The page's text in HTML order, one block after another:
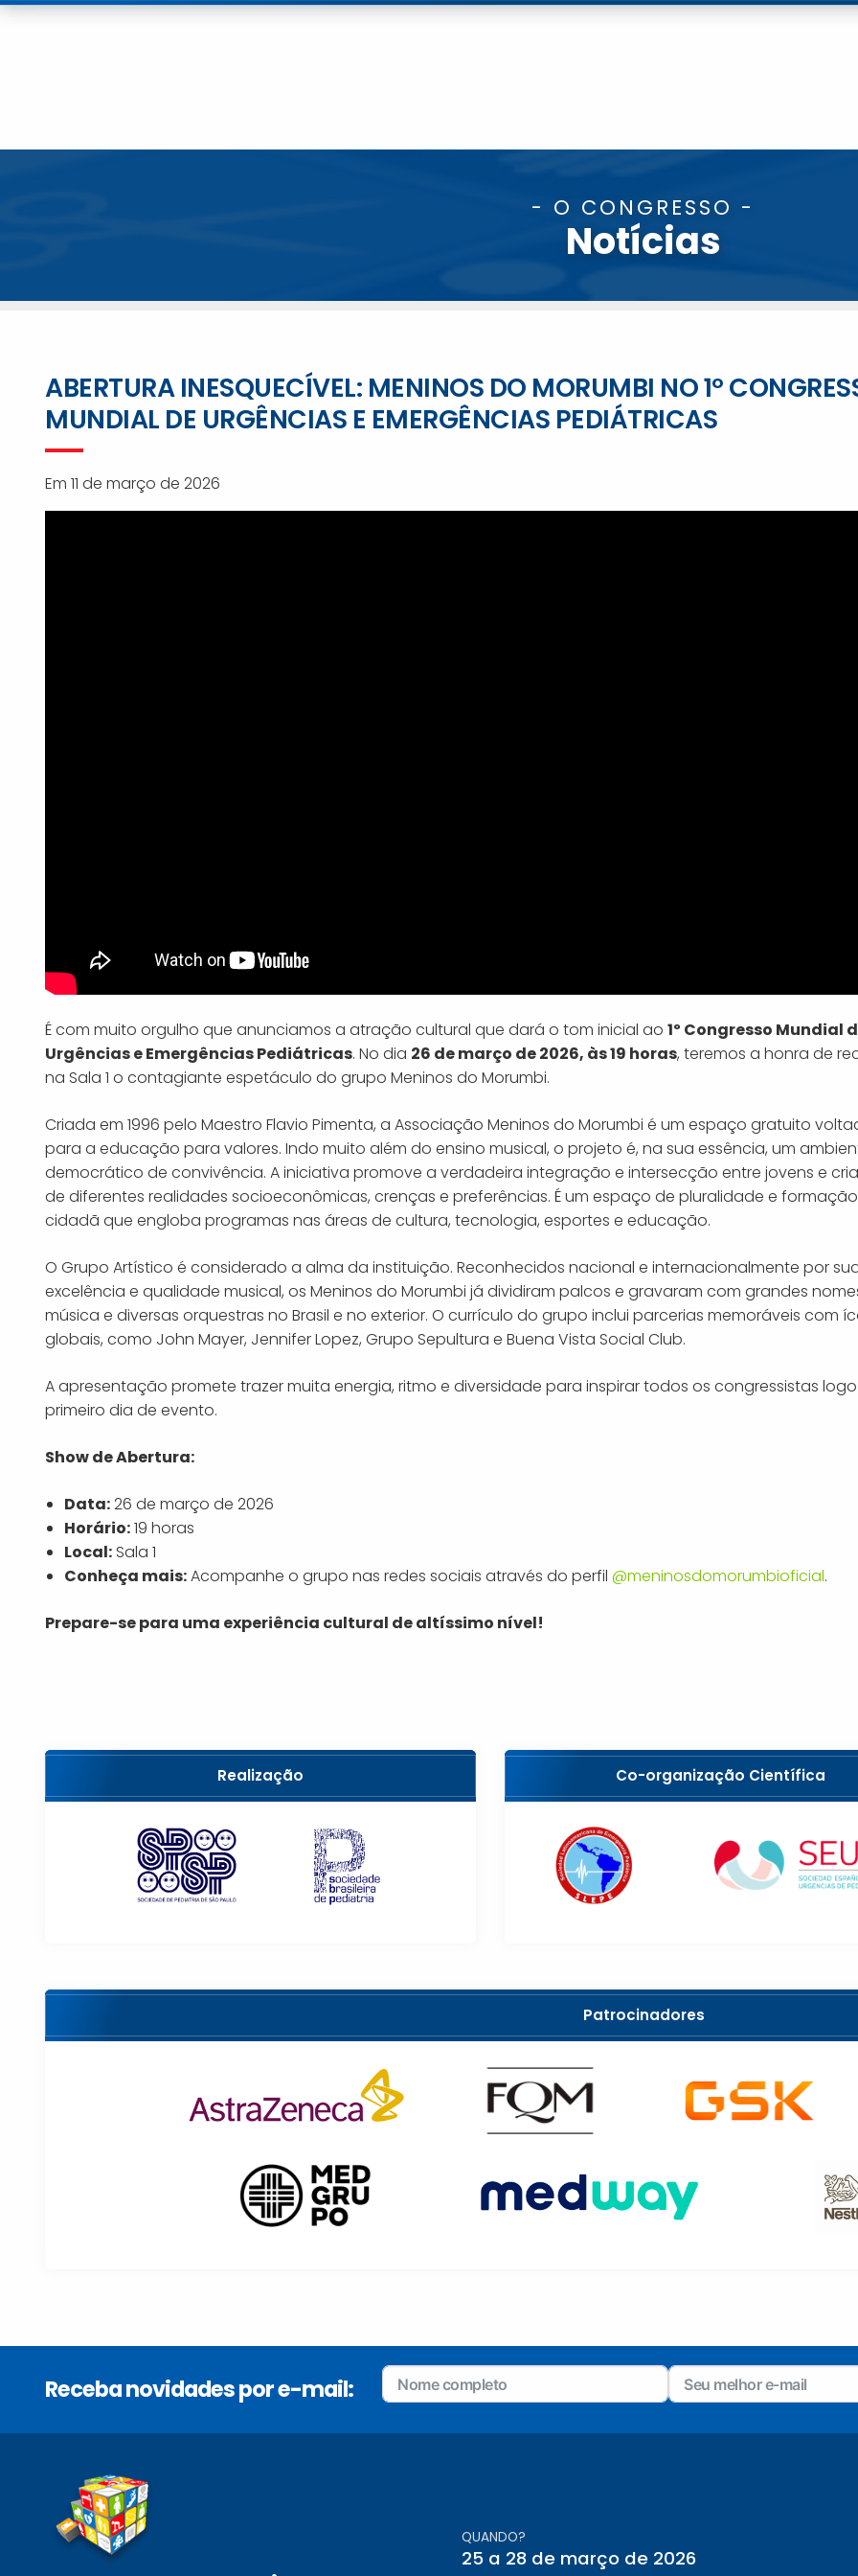
- O CONGRESSO -
Notícias
ABERTURA INESQUECÍVEL: MENINOS DO MORUMBI NO 1º
MUNDIAL DE URGÊNCIAS E EMERGÊNCIAS PEDIÁTRICAS
Em 11 de março de 2026
É com muito orgulho que anunciamos a atração cultural que dará o tom inicial ao 1º Congresso Mundial
Urgências e Emergências Pediátricas. No dia 26 de março de 2026, às 19 horas, teremos a honra de
na Sala 1 o contagiante espetáculo do grupo Meninos do Morumbi.
Criada em 1996 pelo Maestro Flavio Pimenta, a Associação Meninos do Morumbi é um espaço gratuito
para a educação para valores. Indo muito além do ensino musical, o projeto é, na sua essência, um
democrático de convivência. A iniciativa promove a verdadeira integração e intersecção entre jovens e
de diferentes realidades socioeconômicas, crenças e preferências. É um espaço de pluralidade e formação
cidadã que engloba programas nas áreas de cultura, tecnologia, esportes e educação.
O Grupo Artístico é considerado a alma da instituição. Reconhecidos nacional e internacionalmente por
excelência e qualidade musical, os Meninos do Morumbi já dividiram palcos e gravaram com grandes
música e diversas orquestras no Brasil e no exterior. O currículo do grupo inclui parcerias memoráveis com
globais, como John Mayer, Jennifer Lopez, Grupo Sepultura e Buena Vista Social Club.
A apresentação promete trazer muita energia, ritmo e diversidade para inspirar todos os congressistas
primeiro dia de evento.
Show de Abertura:
Data:26 de março de 2026
Horário:19 horas
Local: Sala 1
Conheça mais:Acompanhe o grupo nas redes sociais através do perfil @meninosdomorumbioficial.
Prepare-se para uma experiência cultural de altíssimo nível!
Realização Co-organização Científica
Patrocinadores
Receba novidades por e-mail:
QUANDO?
25 a 28 de março de 2026